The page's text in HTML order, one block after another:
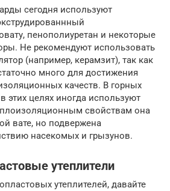
сегодня используют
пенополиуретан и некоторые
Не рекомендуют использовать
(например, керамзит), так как
много для достижения
качеств. В горных
этих целях иногда используют
свойствам она
вате, но подвержена
насекомых и грызунов.
утеплители
утеплителей, давайте